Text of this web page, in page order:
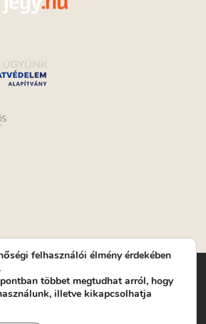
Közhasznú Nonprofit Kft. | Működési
1089 Budapest, Kálvária tér 6. |
Kálvária tér 14. | Titkárság:
felhasználói élmény érdekében
többet megtudhat arról, hogy
illetve kikapcsolhatja